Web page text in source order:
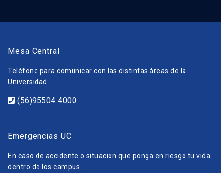
Mesa Central
Teléfono para comunicar con las distintas áreas de la
Universidad.
(56)95504 4000
Emergencias UC
En caso de accidente o situación que ponga en riesgo tu vida
dentro de los campus.